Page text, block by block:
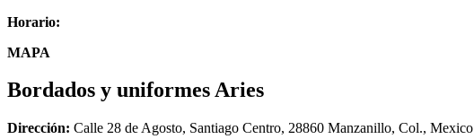
Horario:
MAPA
Bordados y uniformes Aries
Dirección: Calle 28 de Agosto, Santiago Centro, 28860 Manzanillo, Col., Mexico